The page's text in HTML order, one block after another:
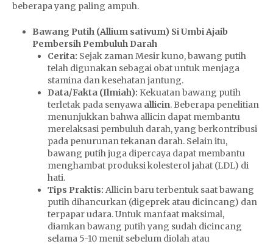
beberapa yang paling ampuh.
Bawang Putih (Allium sativum) Si Umbi Ajaib
Pembersih Pembuluh Darah
Cerita: Sejak zaman Mesir kuno,S
K
R
8
8
bawang putih
telah digunakan sebagai obat untuk menjaga
stamina dan kesehatan jantung.
Data/Fakta (Ilmiah): Kekuatan bawang putih
terletak pada senyawa allicin. Beberapa penelitian
menunjukkan bahwa allicin dapat membantu
merelaksasi pembuluh darah, yang berkontribusi
pada penurunan tekanan darah. Selain itu,
bawang putih juga dipercaya dapat membantu
menghambat produksi kolesterol jahat (LDL) di
hati.
Tips Praktis: Allicin baru terbentuk saat bawang
putih dihancurkan (digeprek atau dicincang) dan
terpapar udara. Untuk manfaat maksimal,
diamkan bawang putih yang sudah dicincang
selama 5-10 menit sebelum diolah atau